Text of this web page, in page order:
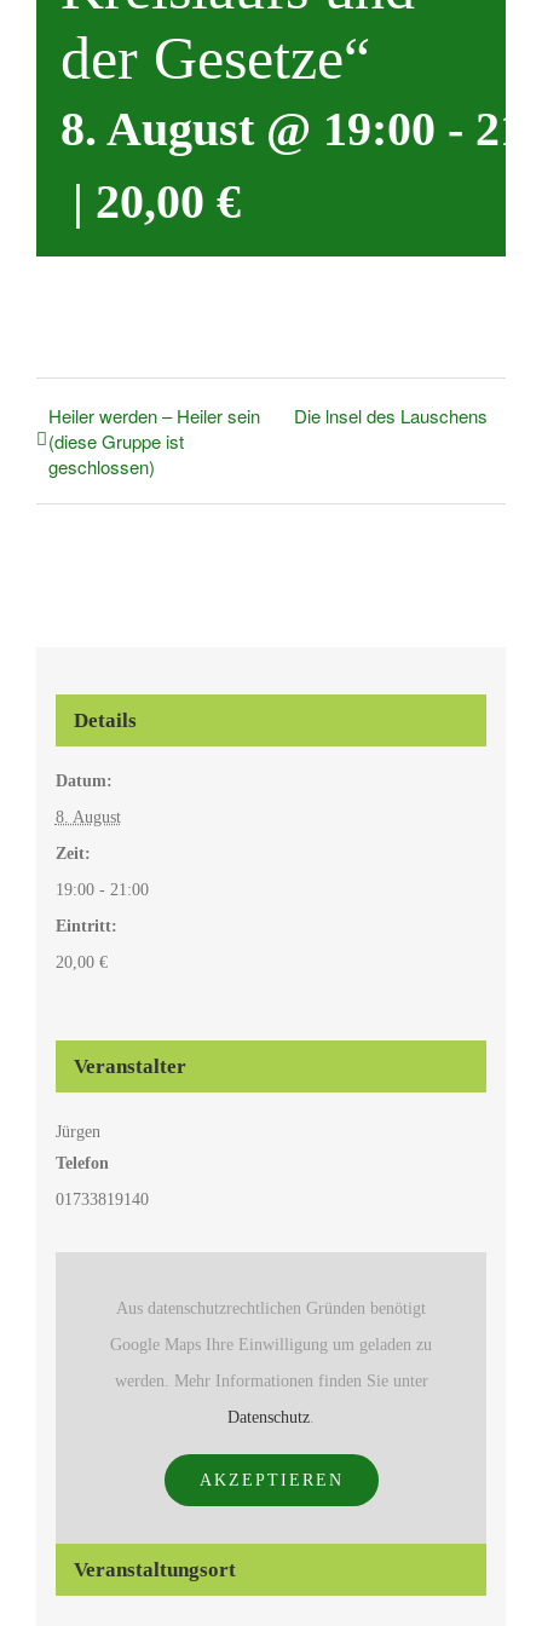
der Gesetze“
8. August @ 19:00 -
| 20,00 €
Heiler werden – Heiler sein
(diese Gruppe ist
geschlossen)
Die lnsel des Lauschens
Details
Datum:
8. August
Zeit:
19:00 - 21:00
Eintritt:
20,00 €
Veranstalter
Jürgen
Telefon
01733819140
Veranstaltungsort
Aus datenschutzrechtlichen Gründen benötigt
Google Maps Ihre Einwilligung um geladen zu
werden. Mehr Informationen finden Sie unter
Datenschutz
AKZEPTIEREN